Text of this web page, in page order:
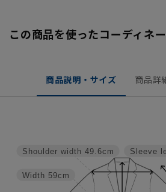
この商品を使ったコーディネ
商品説明・サイズ 商品詳
Sleeve
Width 59cm
Shoulder width 49.6cm